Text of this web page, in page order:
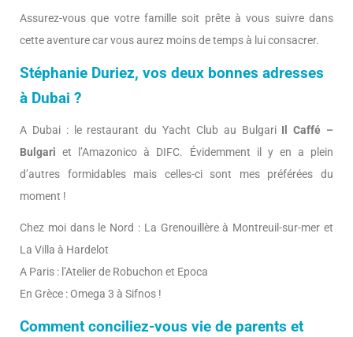
Assurez-vous que votre famille soit prête à vous suivre dans
cette aventure car vous aurez moins de temps à lui consacrer.
Stéphanie Duriez, vos deux bonnes adresses
à Dubai ?
A Dubai : le restaurant du Yacht Club au Bulgari Il Caffé –
Bulgari et l’Amazonico à DIFC. Évidemment il y en a plein
d’autres formidables mais celles-ci sont mes préférées du
moment !
Chez moi dans le Nord : La Grenouillère à Montreuil-sur-mer et
La Villa à Hardelot
A Paris : l’Atelier de Robuchon et Epoca
En Grèce : Omega 3 à Sifnos !
Comment conciliez-vous vie de parents et